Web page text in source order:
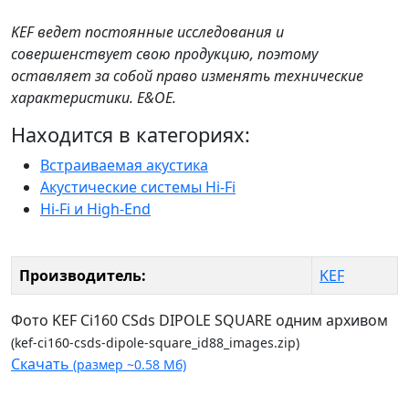
KEF ведет постоянные исследования и
совершенствует свою продукцию, поэтому
оставляет за собой право изменять технические
характеристики. E&OE.
Находится в категориях:
Встраиваемая акустика
Акустические системы Hi-Fi
Hi-Fi и High-End
Производитель: KEF
Фото KEF Ci160 CSds DIPOLE SQUARE одним архивом
(kef-ci160-csds-dipole-square_id88_images.zip)
Скачать (размер ~0.58 Мб)